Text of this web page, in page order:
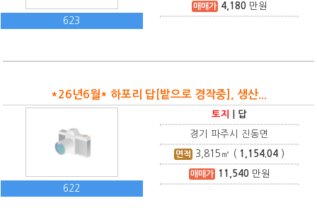
623
매매가 4,180만원
*26년6월* 하포리 답[밭으로 경작중], 생산...
622
토지 답
경기 파주시 진동면
면적 3,815 ㎡ ( 1,154.04 )
매매가 11,540만원